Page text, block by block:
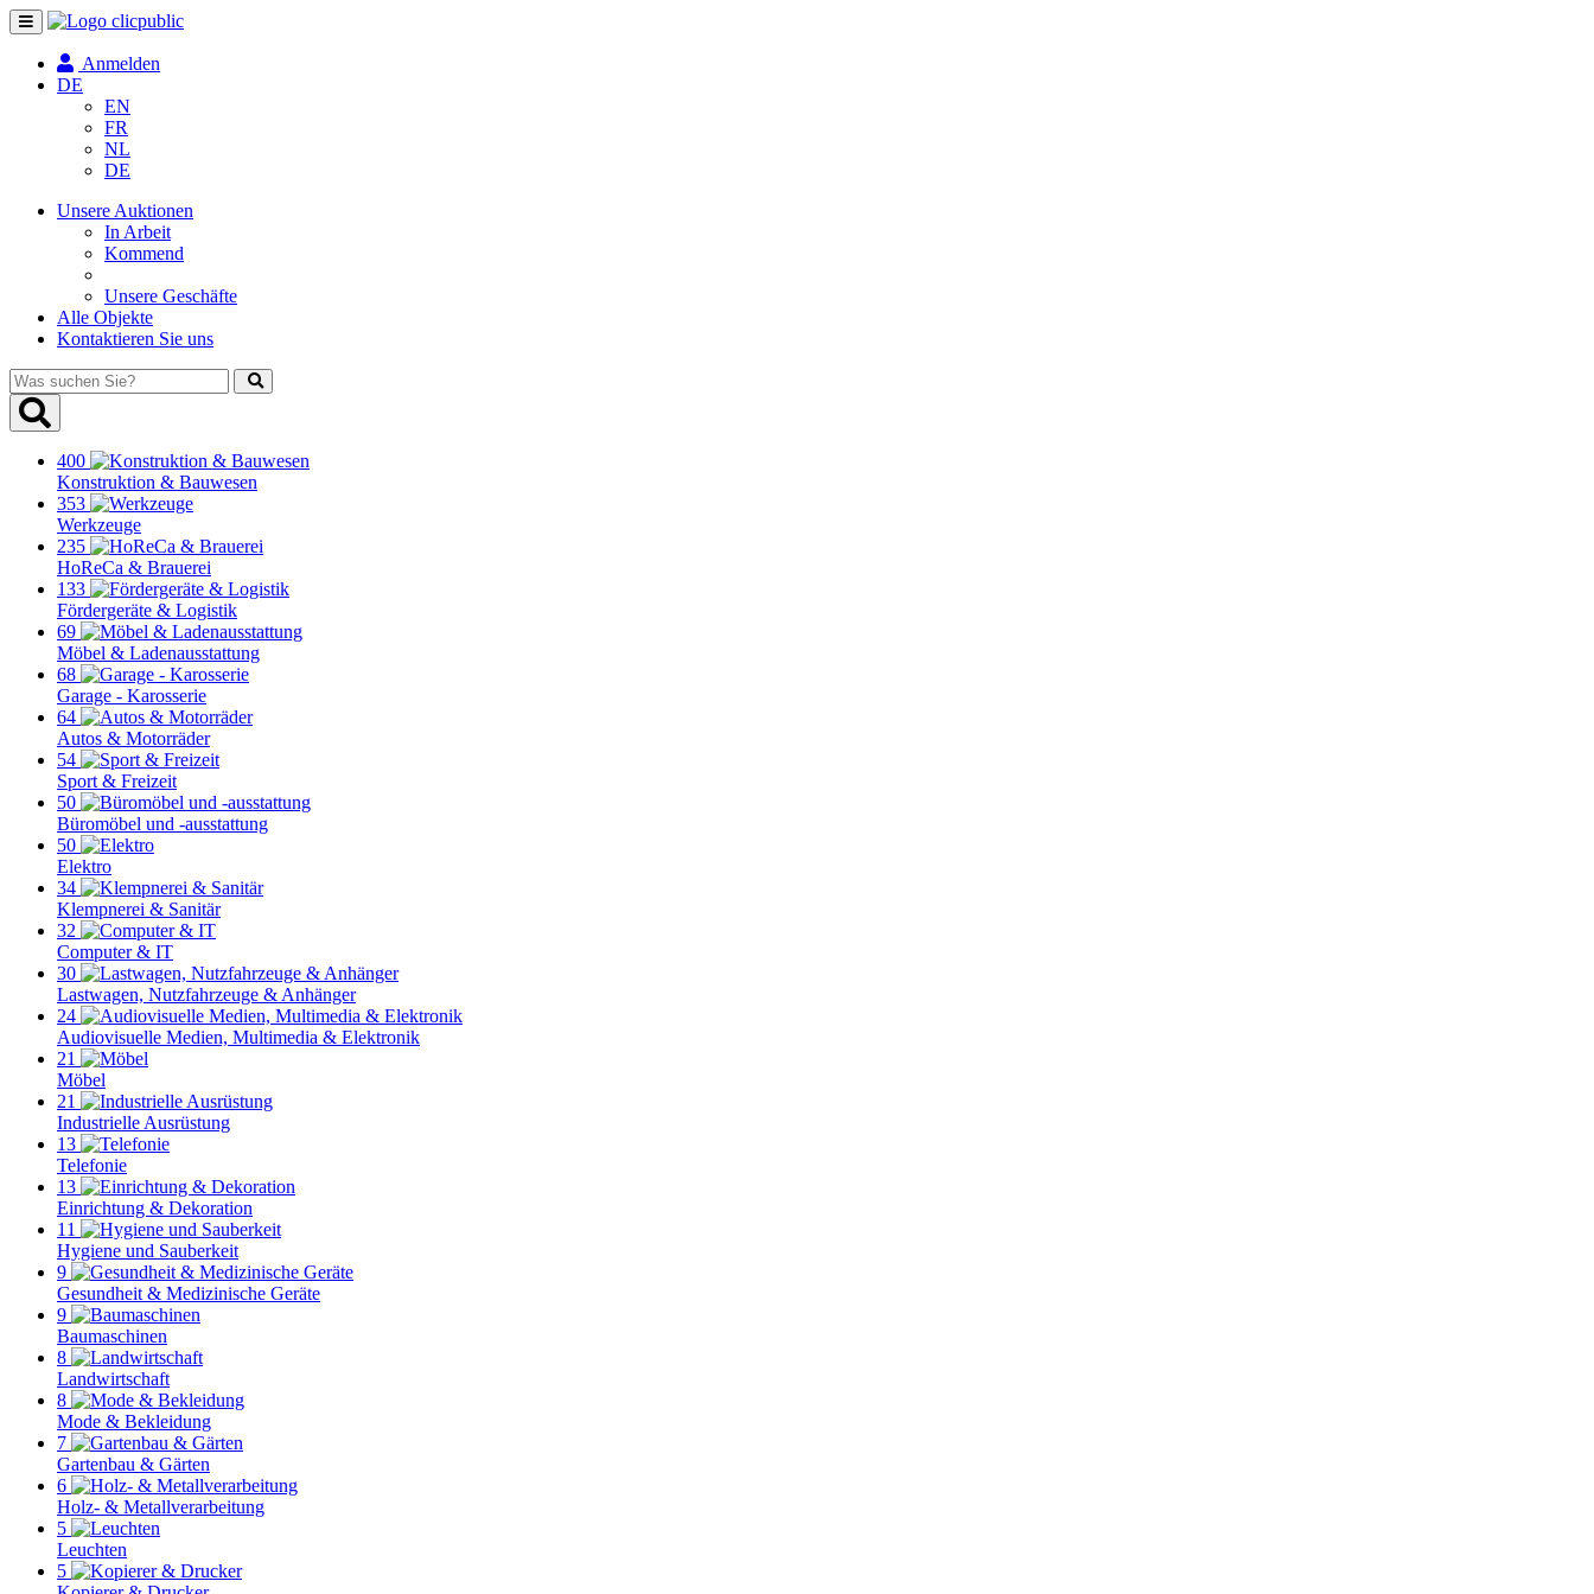
Navigation
umschalten
Anmelden
DE
EN
FR
NL
DE
Unsere Auktionen
In Arbeit
Kommend
Unsere Geschäfte
Alle Objekte
Kontaktieren Sie uns
Was
suchen
Sie?
400
Konstruktion & Bauwesen
353
Werkzeuge
235
HoReCa & Brauerei
133
Fördergeräte & Logistik
69
Möbel & Ladenausstattung
68
Garage - Karosserie
64
Autos & Motorräder
54
Sport & Freizeit
50
Büromöbel und -ausstattung
50
Elektro
34
Klempnerei & Sanitär
32
Computer & IT
30
Lastwagen, Nutzfahrzeuge & Anhänger
24
Audiovisuelle Medien, Multimedia & Elektronik
21
Möbel
21
Industrielle Ausrüstung
13
Telefonie
13
Einrichtung & Dekoration
11
Hygiene und Sauberkeit
9
Gesundheit & Medizinische Geräte
9
Baumaschinen
8
Landwirtschaft
8
Mode & Bekleidung
7
Gartenbau & Gärten
6
Holz- & Metallverarbeitung
5
Leuchten
5